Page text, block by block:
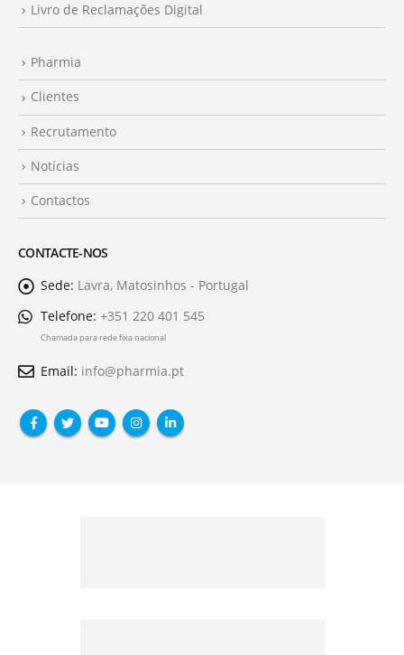
Livro de Reclamações Digital
Pharmia
Clientes
Recrutamento
Notícias
Contactos
CONTACTE-NOS
Sede: Lavra, Matosinhos - Portugal
Telefone: +351 220 401 545
Chamada para rede fixa nacional
Email: info@pharmia.pt